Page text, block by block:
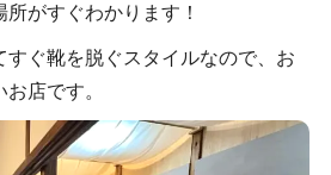
がすぐわかります！
すぐ靴を脱ぐスタイルなので、お
店です。